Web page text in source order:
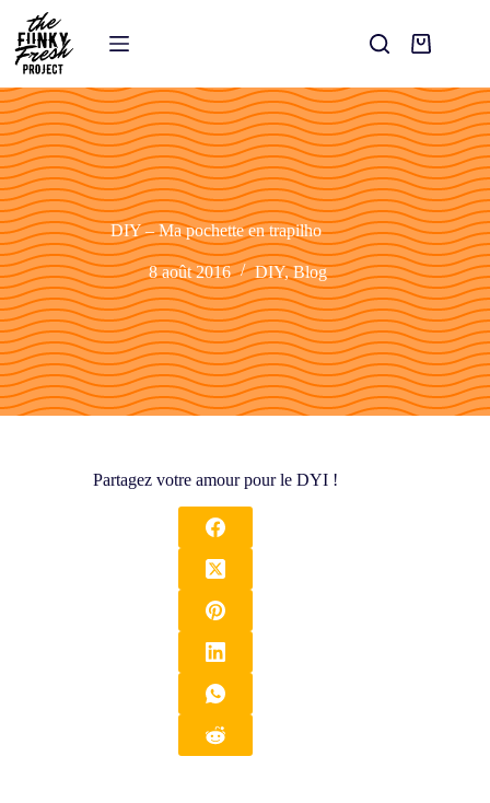
DIY – Ma pochette en trapilho
8 août 2016 DIY,Blog
Partagez votre amour pour le DYI !